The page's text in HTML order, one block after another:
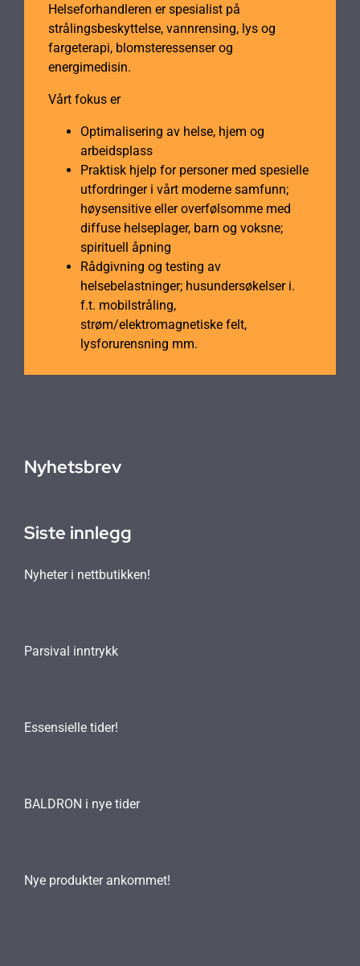
Helseforhandleren er spesialist på
strålingsbeskyttelse, vannrensing, lys og
fargeterapi, blomsteressenser og
energimedisin.
Vårt fokus er
Optimalisering av helse, hjem og
arbeidsplass
Praktisk hjelp for personer med spesielle
utfordringer i vårt moderne samfunn;
høysensitive eller overfølsomme med
diffuse helseplager, barn og voksne;
spirituell åpning
Rådgivning og testing av
helsebelastninger; husundersøkelser i.
f.t. mobilstråling,
strøm/elektromagnetiske felt,
lysforurensning mm.
Nyhetsbrev
Siste innlegg
Nyheter i nettbutikken!
Parsival inntrykk
Essensielle tider!
BALDRON i nye tider
Nye produkter ankommet!